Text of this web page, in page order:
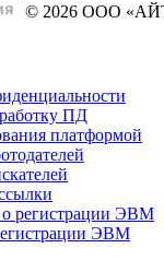
© 2026 ООО
ПД
платформой
о регистрации ЭВМ
ЭВМ